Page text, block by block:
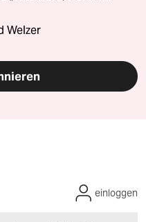
Welzer
einloggen